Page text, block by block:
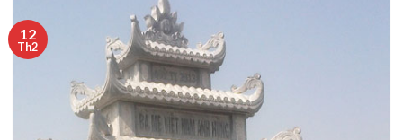
12
Th2